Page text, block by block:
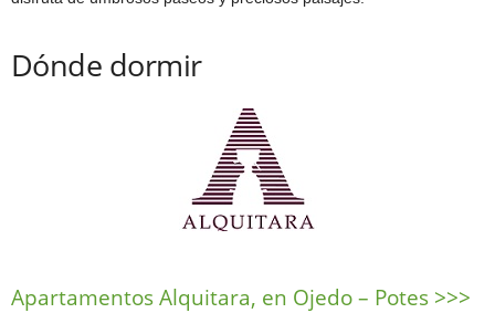
Dónde dormir
Apartamentos Alquitara, en Ojedo – Potes >>>